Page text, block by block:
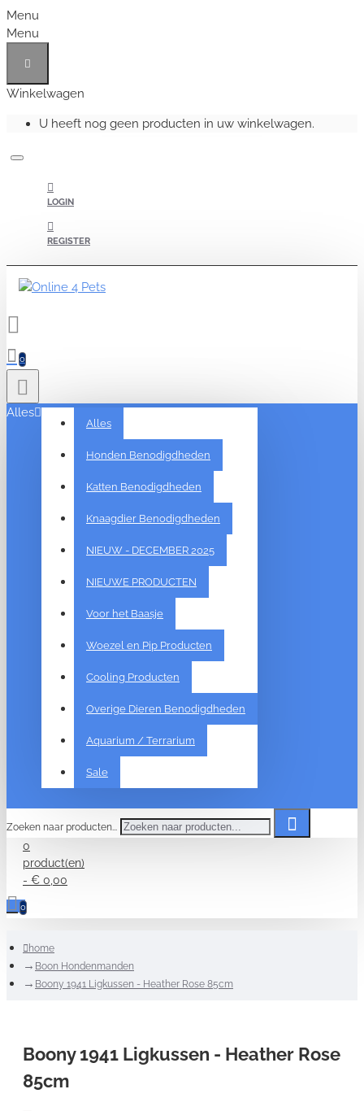
Menu
Menu
Winkelwagen
U heeft nog geen producten in uw winkelwagen.
LOGIN
REGISTER
0
Alles
Alles
Honden Benodigdheden
Katten Benodigdheden
Knaagdier Benodigdheden
NIEUW - DECEMBER 2025
NIEUWE PRODUCTEN
Voor het Baasje
Woezel en Pip Producten
Cooling Producten
Overige Dieren Benodigdheden
Aquarium / Terrarium
Sale
Zoeken naar producten...
0
product(en)
- € 0,00
0
home
Boon Hondenmanden
Boony 1941 Ligkussen - Heather Rose 85cm
Boony 1941 Ligkussen - Heather Rose
85cm